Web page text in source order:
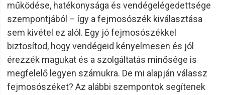
működése, hatékonysága és vendégelégedettsége
szempontjából – így a fejmosószék kiválasztása
sem kivétel ez alól. Egy jó fejmosószékkel
biztosítod, hogy vendégeid kényelmesen és jól
érezzék magukat és a szolgáltatás minősége is
megfelelő legyen számukra. De mi alapján válassz
fejmosószéket? Az alábbi szempontok segítenek